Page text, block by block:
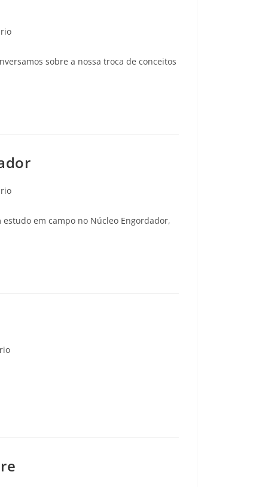
sobre a nossa troca de conceitos
em campo no Núcleo Engordador,